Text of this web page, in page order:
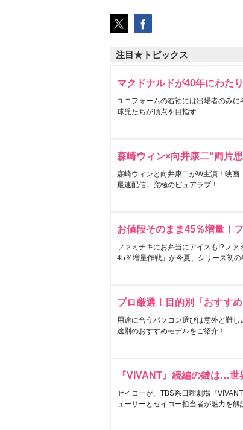
注目★トピックス
マクドナルドが40年にわた
ユニフォームの右袖には出場者のみ
球児たちが頂点を目指す
森崎ウィン×向井康二“両片
森崎ウィンと向井康二がW主演！映
最速配信。究極のピュアラブ！
お値段そのまま45％増量！
ファミチキにお弁当にアイスも!?ファ
45％増量作戦」が今夏、シリーズ初の
プロ厳選！目的別「おすす
用途に合うパソコン選びは意外と難
途別のおすすめモデルをご紹介！
『VIVANT』続編の鍵は…
セイコーが、TBS系日曜劇場『
ューサーとセイコー担当者が魅力を解